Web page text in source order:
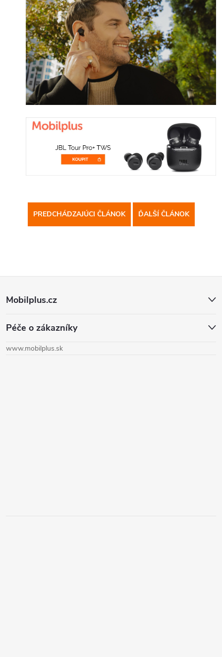
PREDCHÁDZAJÚCI ČLÁNOK ĎALŠÍ ČLÁNOK
p
Mobilplus.cz
Péče o zákazníky
www.mobilplus.sk